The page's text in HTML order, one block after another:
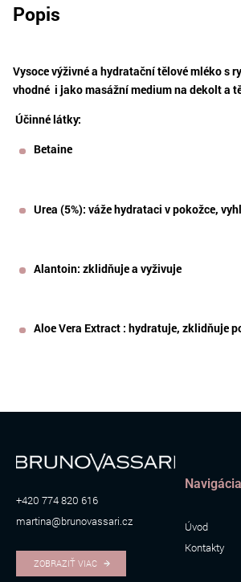
Popis
Vysoce výživné a hydratační tělové mléko s
vhodné i jako masážní medium na dekolt a
Účinné látky:
Betaine
Urea (5%): váže hydrataci v pokožce,
Alantoin: zklidňuje a vyživuje
Aloe Vera Extract : hydratuje, zklidňuje
+420 774 820 616
martina@brunovassari.cz
ZOBRAZIŤ VIAC
Navigácia
Úvod
Kontakty